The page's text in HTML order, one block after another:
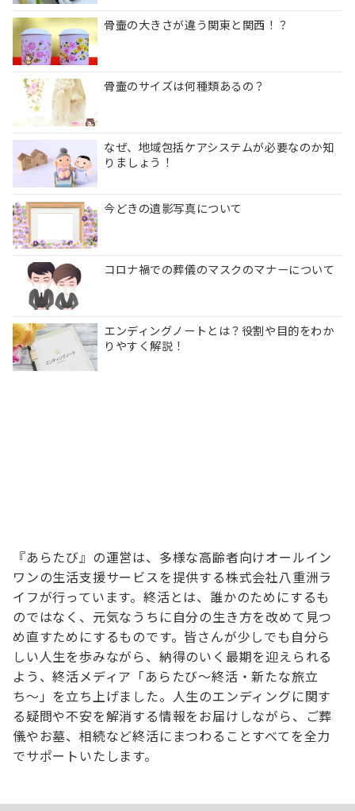
骨壷の大きさが違う関東と関西！？
骨壷のサイズは何種類あるの？
なぜ、地域包括ケアシステムが必要なのか知
りましょう！
今どきの遺影写真について
コロナ禍での葬儀のマスクのマナーについて
エンディングノートとは？役割や目的をわか
りやすく解説！
『あらたび』の運営は、多様な高齢者向けオールイン
ワンの生活支援サービスを提供する株式会社八重洲ラ
イフが行っています。終活とは、誰かのためにするも
のではなく、元気なうちに自分の生き方を改めて見つ
め直すためにするものです。皆さんが少しでも自分ら
しい人生を歩みながら、納得のいく最期を迎えられる
よう、終活メディア「あらたび～終活・新たな旅立
ち〜」を立ち上げました。人生のエンディングに関す
る疑問や不安を解消する情報をお届けしながら、ご葬
儀やお墓、相続など終活にまつわることすべてを全力
でサポートいたします。